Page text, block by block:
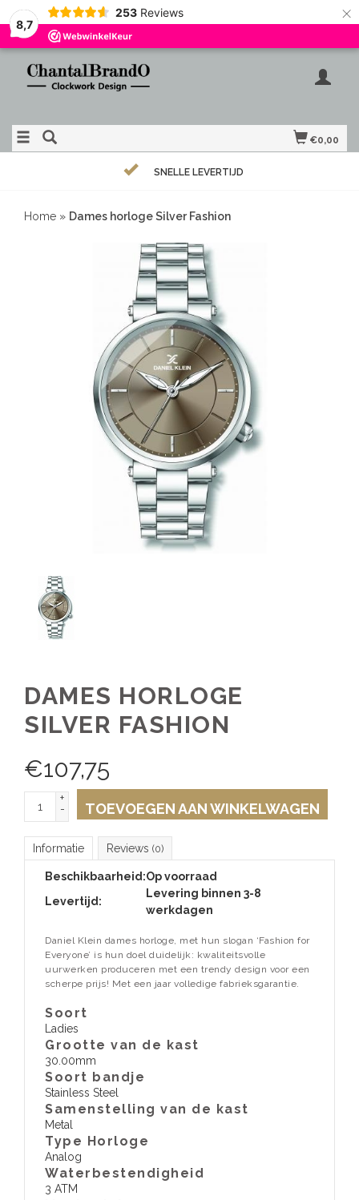
8,7
253 Reviews ×
€0,00
SNELLE LEVERTIJD
Home » Dames horloge Silver Fashion
DAMES HORLOGE
SILVER FASHION
€107,75
+
-
TOEVOEGEN AAN WINKELWAGEN
Informatie Reviews (0)
Beschikbaarheid:Op voorraad
Levertijd:
Levering binnen 3-8
werkdagen
Daniel Klein dames horloge, met hun slogan ‘Fashion for
Everyone’ is hun doel duidelijk: kwaliteitsvolle
uurwerken produceren met een trendy design voor een
scherpe prijs! Met een jaar volledige fabrieksgarantie.
Soort
Ladies
Grootte van de kast
30.00mm
Soort bandje
Stainless Steel
Samenstelling van de kast
Metal
Type Horloge
Analog
Waterbestendigheid
3 ATM